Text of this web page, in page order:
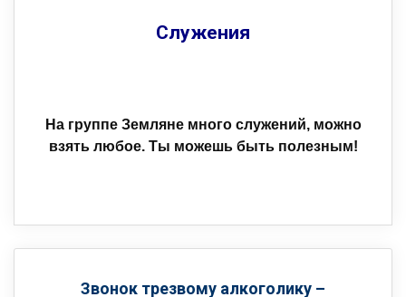
Служения
На группе Земляне много служений, можно
взять любое. Ты можешь быть полезным!
Звонок трезвому алкоголику –